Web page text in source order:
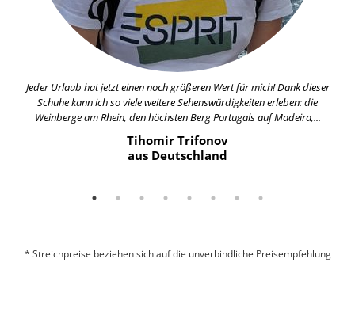
Jeder Urlaub hat jetzt einen noch größeren Wert für mich! Dank dieser
Schuhe kann ich so viele weitere Sehenswürdigkeiten erleben: die
Weinberge am Rhein, den höchsten Berg Portugals auf Madeira,...
Tihomir Trifonov
aus Deutschland
* Streichpreise beziehen sich auf die unverbindliche Preisempfehlung